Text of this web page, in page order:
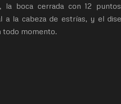
la boca cerrada con 12
a la cabeza de estrías, y el
todo momento.